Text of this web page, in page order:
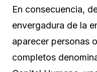
En consecuencia,
envergadura de la
aparecer personas
completos